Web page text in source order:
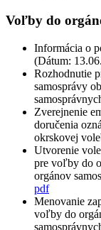
Voľby do
Informácia o
(Dátum:
Rozhodnutie
samosprávy
Zverejnenie
doručenia
okrskovej
Utvorenie
pre voľby do
orgánov
pdf
Menovanie
voľby do